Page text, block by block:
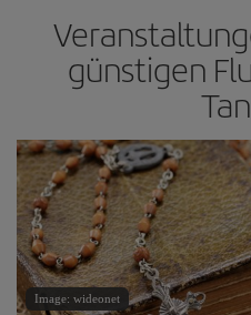
günstigen
Image: wideonet